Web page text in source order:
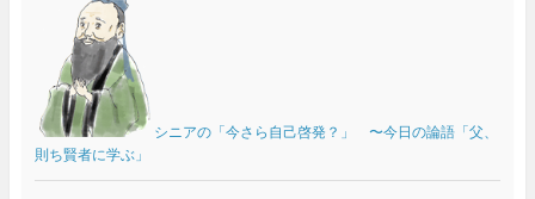
シニアの「今さら自己啓発？」 〜今日の論語「父、
則ち賢者に学ぶ」